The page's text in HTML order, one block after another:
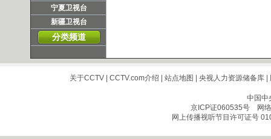
宁夏卫视台
新疆卫视台
分类频道
关于CCTV| CCTV.com介绍 站点地图 央视人力资源储备库|
中国中
京ICP证060535号网络
网上传播视听节目许可证号